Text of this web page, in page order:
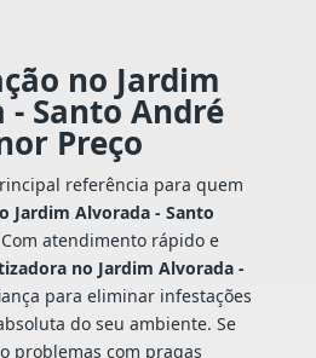
no Jardim
- Santo André
Preço
referência para quem
Jardim Alvorada - Santo
atendimento rápido e
no Jardim Alvorada -
para eliminar infestações
do seu ambiente. Se
problemas com pragas